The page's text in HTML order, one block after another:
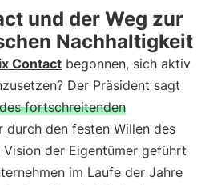
und der Weg zur
Nachhaltigkeit
Contact begonnen, sich aktiv
Der Präsident sagt
fortschreitenden
durch den festen Willen des
der Eigentümer geführt
im Laufe der Jahre